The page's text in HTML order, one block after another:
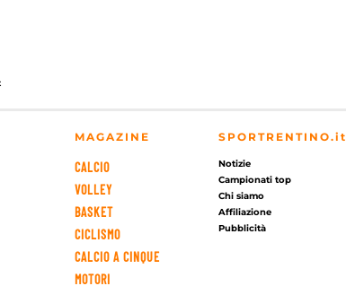
MAGAZINE
CALCIO
VOLLEY
BASKET
CICLISMO
CALCIO A CINQUE
MOTORI
SPORTRENTINO.it
Notizie
Campionati top
Chi siamo
Affiliazione
Pubblicità